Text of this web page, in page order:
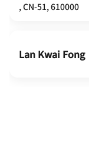
, CN-51, 610000
Lan Kwai Fong